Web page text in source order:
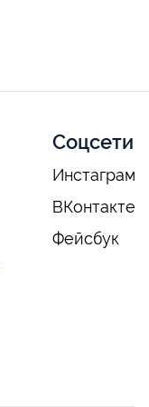
Соцсети
Инстаграм
ВКонтакте
Фейсбук